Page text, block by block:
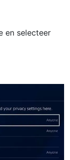
en selecteer